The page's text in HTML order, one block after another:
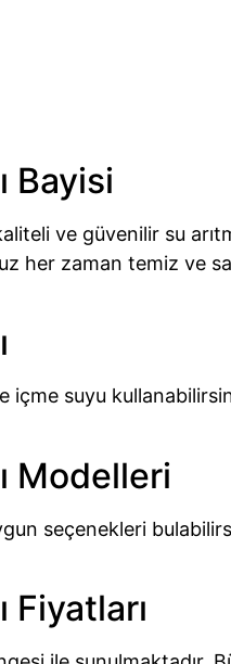
Bayisi
ve güvenilir su
her zaman temiz ve
içme suyu
Modelleri
seçenekleri